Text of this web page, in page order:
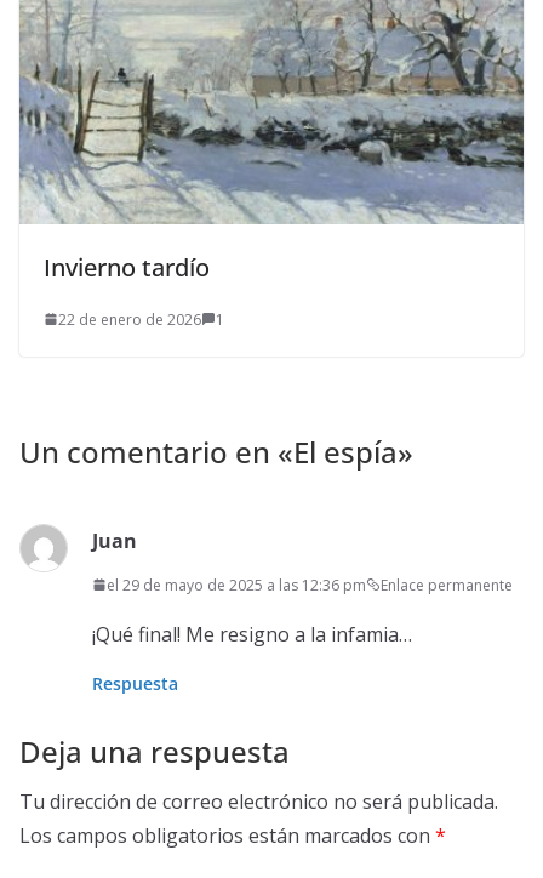
Invierno tardío
22 de enero de 2026 1
Un comentario en «El espía»
Juan
el 29 de mayo de 2025 a las 12:36 pm Enlace permanente
¡Qué final! Me resigno a la infamia…
Respuesta
Deja una respuesta
Tu dirección de correo electrónico no será publicada.
Los campos obligatorios están marcados con *